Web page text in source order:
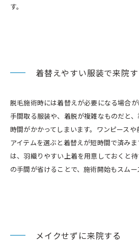
す。
着替えやすい服装で来院
脱毛施術時には着替えが必要になる場合
手間取る服装や、着脱が複雑なものだと
時間がかかってしまいます。ワンピース
アイテムを選ぶと着替えが短時間で済み
は、羽織りやすい上着を用意しておくと
の手間が省けることで、施術開始もスムー
メイクせずに来院する